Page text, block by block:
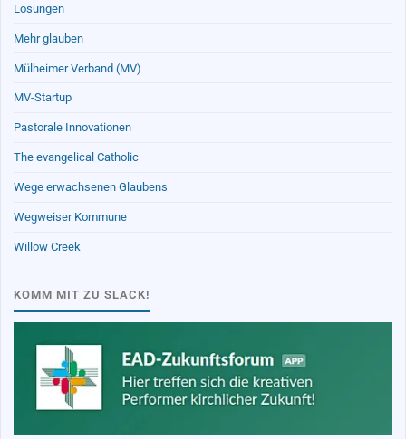
Losungen
Mehr glauben
Mülheimer Verband (MV)
MV-Startup
Pastorale Innovationen
The evangelical Catholic
Wege erwachsenen Glaubens
Wegweiser Kommune
Willow Creek
KOMM MIT ZU SLACK!